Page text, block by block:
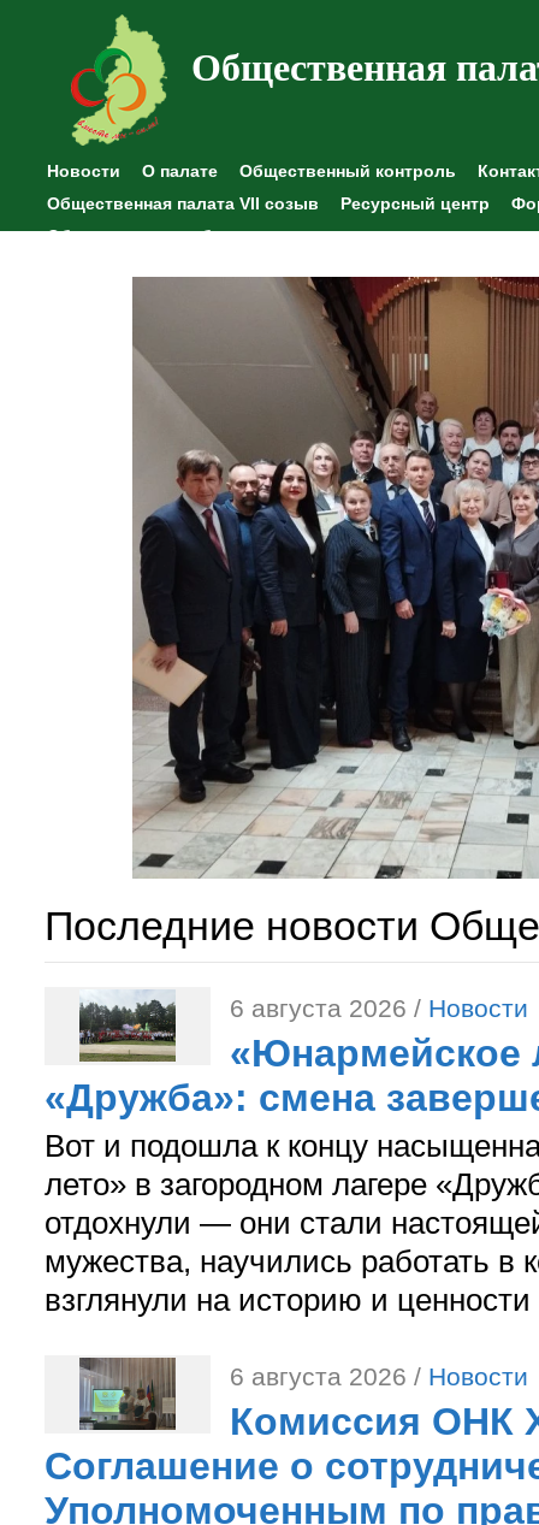
Общественная
Новости О палате Общественный контроль
Общественная палата VII созыв
Ресурсный центр
Общественные наблюдения
Последние новости
6 августа 2026 / Новости
«Юнармейское
«Дружба»: смена
Вот и подошла к концу
лето» в загородном лагере
отдохнули — они стали
мужества, научились работать в
взглянули на историю и
6 августа 2026 / Новости
Комиссия ОНК
Соглашение о
Уполномоченным по